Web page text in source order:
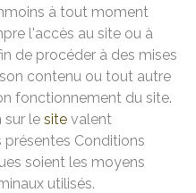
à tout moment
l'accès au site ou à
de procéder à des mises
contenu ou tout autre
fonctionnement du site.
sur le site valent
Conditions
soient les moyens
utilisés.